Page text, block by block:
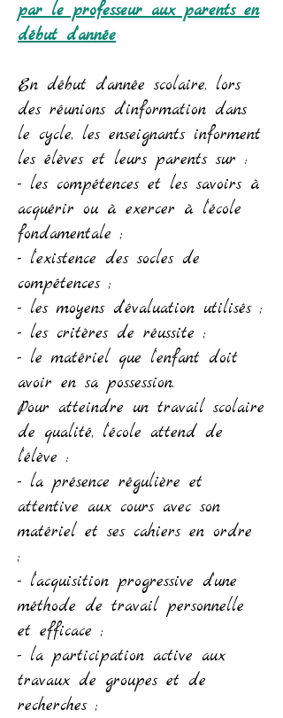
par le professeur aux parents en
début d’année
En début d’année scolaire, lors
des réunions d’information dans
le cycle, les enseignants informent
les élèves et leurs parents sur :
- les compétences et les savoirs à
acquérir ou à exercer à l’école
fondamentale ;
- l’existence des socles de
compétences ;
- les moyens d’évaluation utilisés ;
- les critères de réussite ;
- le matériel que l’enfant doit
avoir en sa possession.
Pour atteindre un travail scolaire
de qualité, l’école attend de
l’élève :
- la présence régulière et
attentive aux cours avec son
matériel et ses cahiers en ordre
;
- l’acquisition progressive d’une
méthode de travail personnelle
et efficace ;
- la participation active aux
travaux de groupes et de
recherches ;